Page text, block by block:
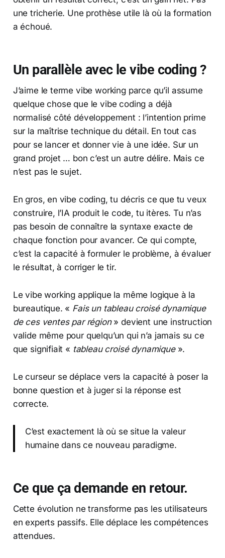
une tricherie. Une prothèse utile là où la formation
a échoué.
Un parallèle avec le vibe coding ?
J’aime le terme vibe working parce qu’il assume
quelque chose que le vibe coding a déjà
normalisé côté développement : l’intention prime
sur la maîtrise technique du détail. En tout cas
pour se lancer et donner vie à une idée. Sur un
grand projet … bon c’est un autre délire. Mais ce
n’est pas le sujet.
En gros, en vibe coding, tu décris ce que tu veux
construire, l’IA produit le code, tu itères. Tu n’as
pas besoin de connaître la syntaxe exacte de
chaque fonction pour avancer. Ce qui compte,
c’est la capacité à formuler le problème, à évaluer
le résultat, à corriger le tir.
Le vibe working applique la même logique à la
bureautique. « Fais un tableau croisé dynamique
de ces ventes par région» devient une instruction
valide même pour quelqu’un qui n’a jamais su ce
que signifiait « tableau croisé dynamique».
Le curseur se déplace vers la capacité à poser la
bonne question et à juger si la réponse est
correcte.
C’est exactement là où se situe la valeur
humaine dans ce nouveau paradigme.
Ce que ça demande en retour.
Cette évolution ne transforme pas les utilisateurs
en experts passifs. Elle déplace les compétences
attendues.